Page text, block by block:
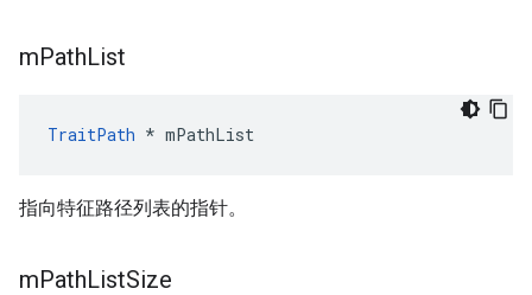
mPathList
TraitPath * mPathList
指向特征路径列表的指针。
mPathListSize